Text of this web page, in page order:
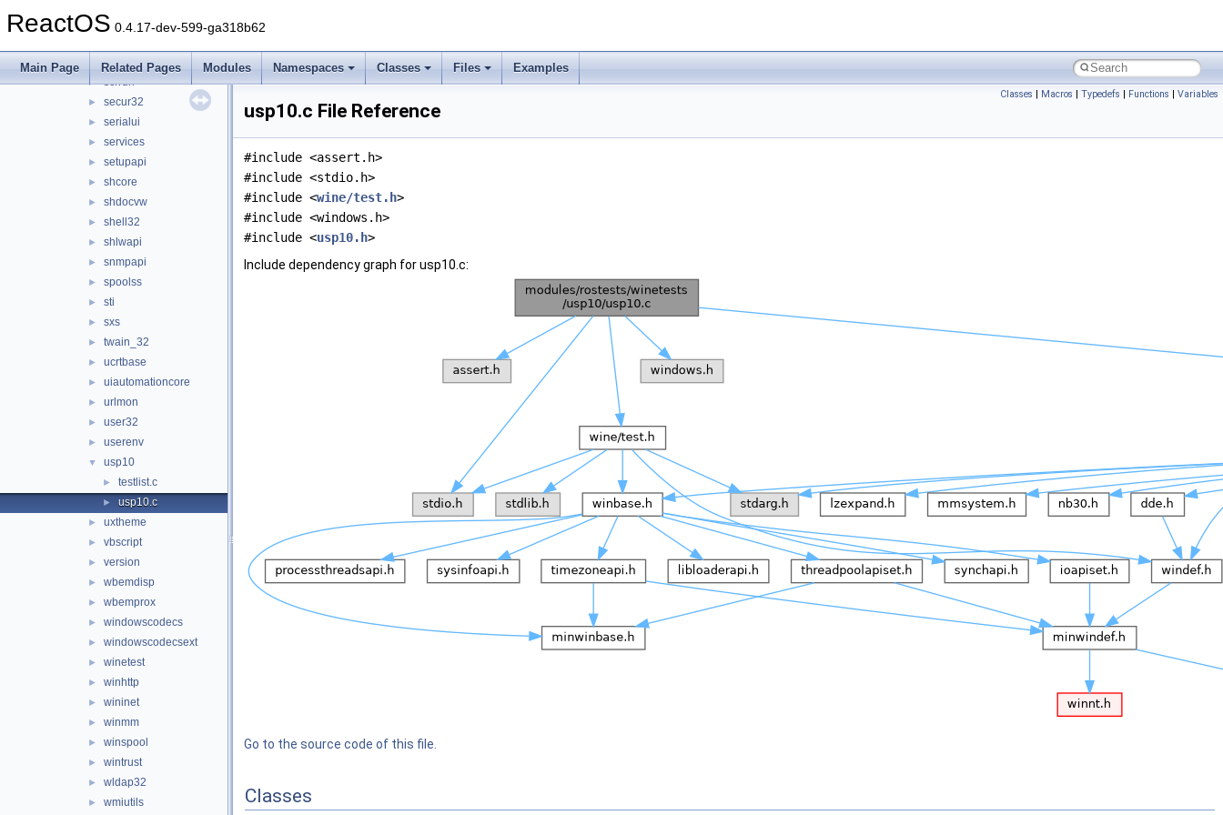
ReactOS 0.4.17-dev-599-ga318b62
Main Page Related Pages Modules Namespaces Classes Files Examples
► rpcrt4
schannel
► scrrun
► secur32
► serialui
► services
► setupapi
► shcore
► shdocvw
► shell32
► shlwapi
► snmpapi
► spoolss
► sti
► sxs
► twain_32
► ucrtbase
► uiautomationcore
► urlmon
► user32
► userenv
▼ usp10
► testlist.c
► usp10.c
► uxtheme
► vbscript
► version
► wbemdisp
► wbemprox
► windowscodecs
► windowscodecsext
► winetest
► winhttp
► wininet
► winmm
► winspool
► wintrust
► wldap32
► wmiutils
Classes | Macros | Typedefs | Functions | Variables
usp10.c File Reference
#include <assert.h>
#include <stdio.h>
#include <wine/test.h>
#include <windows.h>
#include <usp10.h>
Include dependency graph for usp10.c:
Go to the source code of this file.
Classes